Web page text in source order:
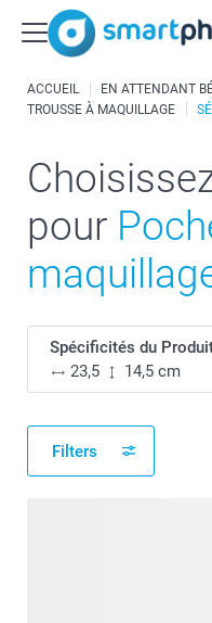
ACCUEIL EN ATTENDANT
TROUSSE À MAQUILLAGE
pour
Spécificités du
23,5
14,5 cm
Filters